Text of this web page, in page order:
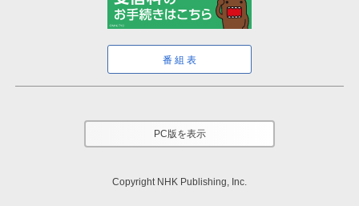
番組表
PC版を表示
Copyright NHK Publishing, Inc.